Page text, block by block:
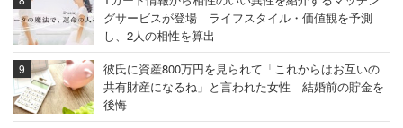
グサービスが登場 ライフスタイル・価値観を予測
し、2人の相性を算出
彼氏に資産800万円を見られて「これからはお互いの
共有財産になるね」と言われた女性 結婚前の貯金を
後悔